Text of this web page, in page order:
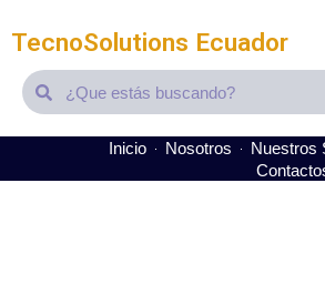
TecnoSolutions Ecuador
SearchSearch
Inicio Nosotros Nuestros